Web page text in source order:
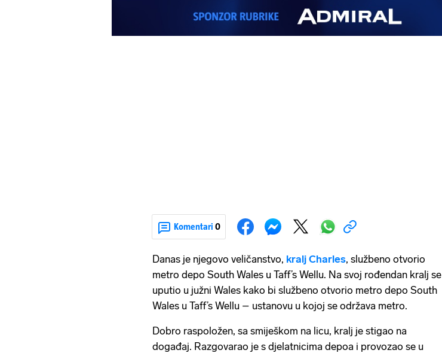
Komentari 0
Danas je njegovo veličanstvo, kralj Charles, službeno otvorio
metro depo South Wales u Taff’s Wellu. Na svoj rođendan kralj se
uputio u južni Wales kako bi službeno otvorio metro depo South
Wales u Taff’s Wellu – ustanovu u kojoj se održava metro.
Dobro raspoložen, sa smiješkom na licu, kralj je stigao na
događaj. Razgovarao je s djelatnicima depoa i provozao se u